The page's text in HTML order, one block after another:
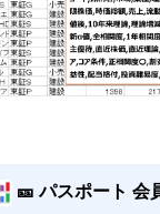
🎫 パスポート 会